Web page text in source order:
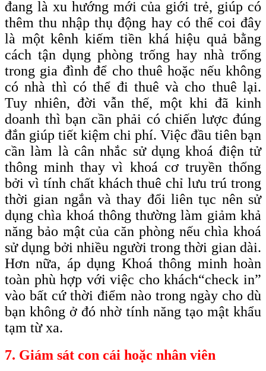
đang là xu hướng mới của giới trẻ, giúp có
thêm thu nhập thụ động hay có thể coi đây
là một kênh kiếm tiền khá hiệu quả bằng
cách tận dụng phòng trống hay nhà trống
trong gia đình để cho thuê hoặc nếu không
có nhà thì có thể đi thuê và cho thuê lại.
Tuy nhiên, đời vẫn thế, một khi đã kinh
doanh thì bạn cần phải có chiến lược đúng
đắn giúp tiết kiệm chi phí. Việc đầu tiên bạn
cần làm là cân nhắc sử dụng khoá điện tử
thông minh thay vì khoá cơ truyền thống
bởi vì tính chất khách thuê chỉ lưu trú trong
thời gian ngắn và thay đổi liên tục nên sử
dụng chìa khoá thông thường làm giảm khả
năng bảo mật của căn phòng nếu chìa khoá
sử dụng bởi nhiều người trong thời gian dài.
Hơn nữa, áp dụng Khoá thông minh hoàn
toàn phù hợp với việc cho khách“checkin”
vào bất cứ thời điểm nào trong ngày cho dù
bạn không ở đó nhờ tính năng tạo mật khẩu
tạm từ xa.
7. Giám sát con cái hoặc nhân viên